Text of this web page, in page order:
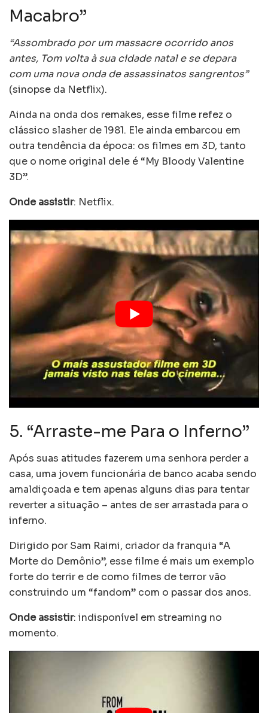
Macabro”
“Assombrado por um massacre ocorrido anos
antes, Tom volta à sua cidade natal e se depara
com uma nova onda de assassinatos sangrentos”
(sinopse da Netflix).
Ainda na onda dos remakes, esse filme refez o
clássico slasher de 1981. Ele ainda embarcou em
outra tendência da época: os filmes em 3D, tanto
que o nome original dele é “My Bloody Valentine
3D”.
Onde assistir: Netflix.
5. “Arraste-me Para o Inferno”
Após suas atitudes fazerem uma senhora perder a
casa, uma jovem funcionária de banco acaba sendo
amaldiçoada e tem apenas alguns dias para tentar
reverter a situação – antes de ser arrastada para o
inferno.
Dirigido por Sam Raimi, criador da franquia “A
Morte do Demônio”, esse filme é mais um exemplo
forte do terrir e de como filmes de terror vão
construindo um “fandom” com o passar dos anos.
Onde assistir: indisponível em streaming no
momento.